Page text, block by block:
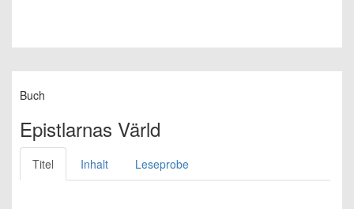
Buch
Epistlarnas Värld
Titel Inhalt Leseprobe